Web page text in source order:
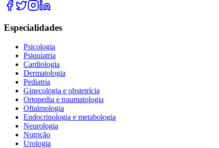
Especialidades
Psicologia
Psiquiatria
Cardiologia
Dermatologia
Pediatria
Ginecologia e obstetrícia
Ortopedia e traumatologia
Oftalmologia
Endocrinologia e metabologia
Neurologia
Nutrição
Urologia